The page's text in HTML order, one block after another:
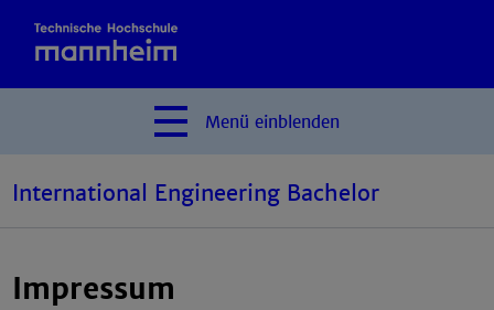
Menü einblenden
International Engineering Bachelor
Impressum